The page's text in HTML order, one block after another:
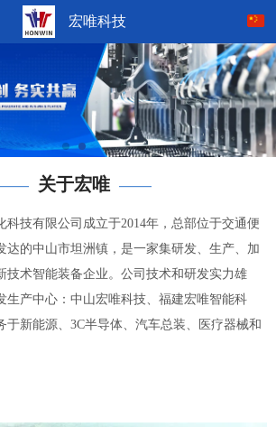
宏唯科技
关于宏唯 ——
科技有限公司成立于2014年，总部位于交通便
达的中山市坦洲镇，是一家集研发、生产、加
技术智能装备企业。公司技术和研发实力雄
生产中心：中山宏唯科技、福建宏唯智能科
于新能源、3C半导体、汽车总装、医疗器械和